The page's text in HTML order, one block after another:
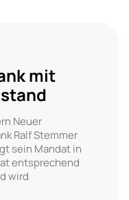
mit
Neuer
Ralf Stemmer
sein Mandat in
entsprechend
wird